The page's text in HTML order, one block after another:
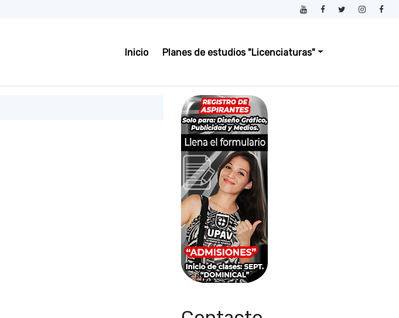
Inicio Planes de estudios "Licenciaturas"